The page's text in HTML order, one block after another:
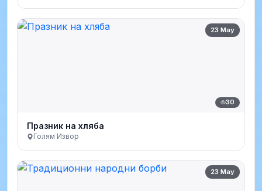
23 May
30
Празник на хляба
Голям Извор
23 May